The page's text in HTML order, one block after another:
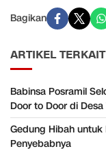
Bagikan
ARTIKEL TERKAIT
Babinsa Posramil
Door to Door di
Gedung Hibah
Penyebabnya